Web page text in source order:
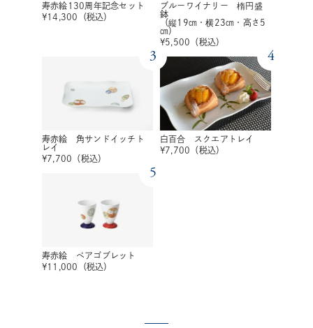
寿赤絵130周年記念セット
¥14,300 （税込）
ブルーワイナリー 楕円盛
鉢
（縦19㎝・横23㎝・高さ5
㎝）
¥5,500 （税込）
3
寿赤絵 角サンドイッチト
レイ
¥7,700 （税込）
4
白百合 スクエアトレイ
¥7,700 （税込）
5
寿赤絵 ペアゴブレット
¥11,000 （税込）